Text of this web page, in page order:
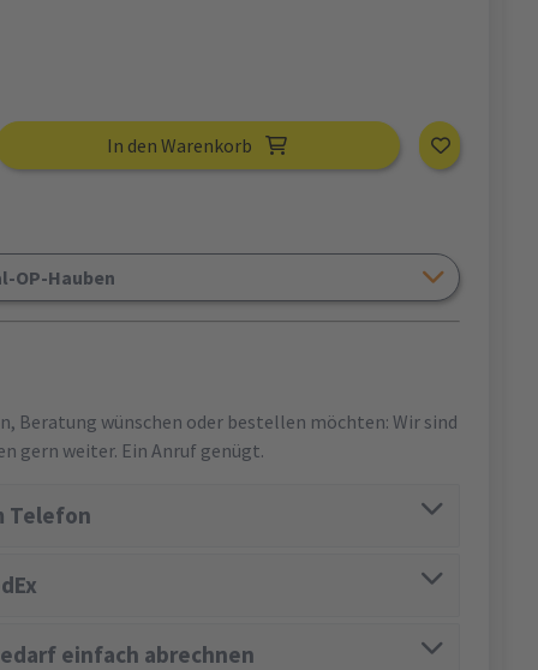
In den Warenkorb
OP-Hauben
Beratung wünschen oder bestellen möchten: Wir sind
gern weiter. Ein Anruf genügt.
Telefon
einfach abrechnen